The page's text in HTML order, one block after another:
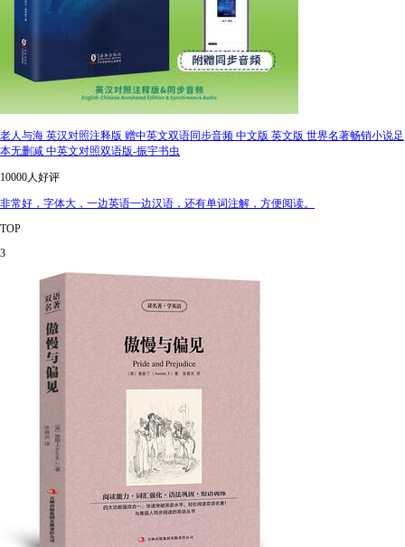
老人与海 英汉对照注释版 赠中英文双语同步音频 中文版 英文版 世界名著畅销小说足
本无删减 中英文对照双语版-振宇书虫
10000人好评
非常好，字体大，一边英语一边汉语，还有单词注解，方便阅读。
TOP
3